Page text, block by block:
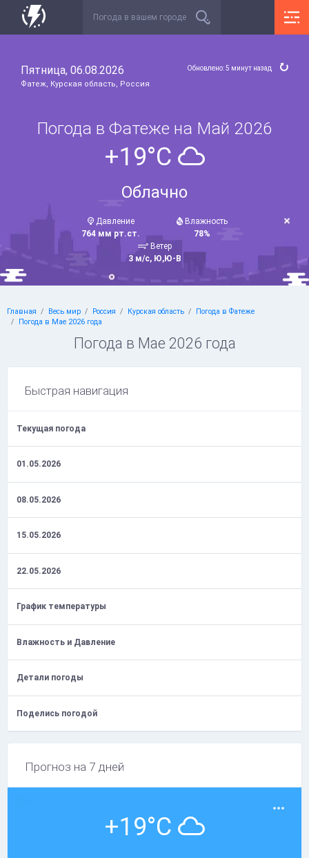
Пятница, 06.08.2026
Фатеж, Курская область, Россия
Обновлено: 5 минут назад
Погода в Фатеже на Май 2026
+19°C
Облачно
Давление
764 мм рт.ст.
Влажность
78%
Ветер
3 м/с, Ю,Ю-В
Главная Весь мир Россия Курская область
Погода в Фатеже
Погода в Мае 2026 года
Погода в Мае 2026 года
Быстрая навигация
Текущая погода
01.05.2026
08.05.2026
15.05.2026
22.05.2026
График температуры
Влажность и Давление
Детали погоды
Поделись погодой
Прогноз на 7 дней
+19°C